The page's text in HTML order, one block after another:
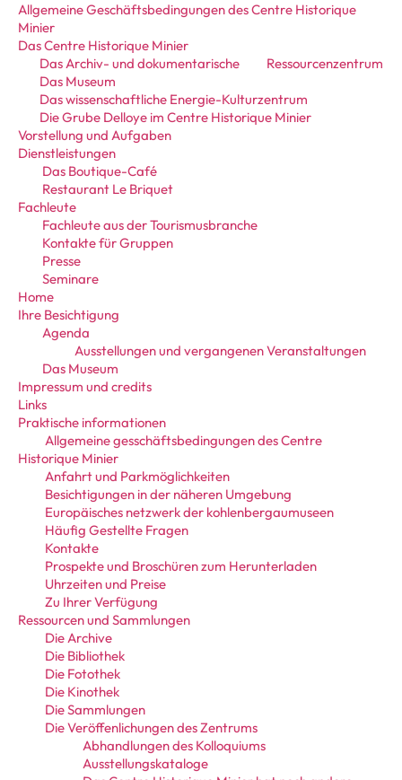
Allgemeine Geschäftsbedingungen des Centre Historique
Minier
Das Centre Historique Minier
Das Archiv- und dokumentarische Ressourcenzentrum
Das Museum
Das wissenschaftliche Energie-Kulturzentrum
Die Grube Delloye im Centre Historique Minier
Vorstellung und Aufgaben
Dienstleistungen
Das Boutique-Café
Restaurant Le Briquet
Fachleute
Fachleute aus der Tourismusbranche
Kontakte für Gruppen
Presse
Seminare
Home
Ihre Besichtigung
Agenda
Ausstellungen und vergangenen Veranstaltungen
Das Museum
Impressum und credits
Links
Praktische informationen
Allgemeine gesschäftsbedingungen des Centre
Historique Minier
Anfahrt und Parkmöglichkeiten
Besichtigungen in der näheren Umgebung
Europäisches netzwerk der kohlenbergaumuseen
Häufig Gestellte Fragen
Kontakte
Prospekte und Broschüren zum Herunterladen
Uhrzeiten und Preise
Zu Ihrer Verfügung
Ressourcen und Sammlungen
Die Archive
Die Bibliothek
Die Fotothek
Die Kinothek
Die Sammlungen
Die Veröffenlichungen des Zentrums
Abhandlungen des Kolloquiums
Ausstellungskataloge